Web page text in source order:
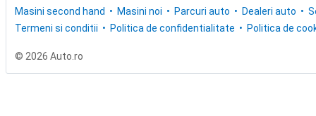
Masini second hand Masini noi Parcuri auto Dealeri auto
Termeni si conditii
Politica de confidentialitate Politica de
© 2026 Auto.ro